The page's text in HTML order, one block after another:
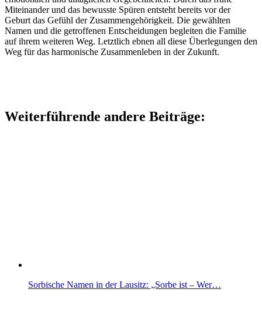
Miteinander und das bewusste Spüren entsteht bereits vor der
Geburt das Gefühl der Zusammengehörigkeit. Die gewählten
Namen und die getroffenen Entscheidungen begleiten die Familie
auf ihrem weiteren Weg. Letztlich ebnen all diese Überlegungen den
Weg für das harmonische Zusammenleben in der Zukunft.
Weiterführende andere Beiträge:
Sorbische Namen in der Lausitz: „Sorbe ist – Wer…